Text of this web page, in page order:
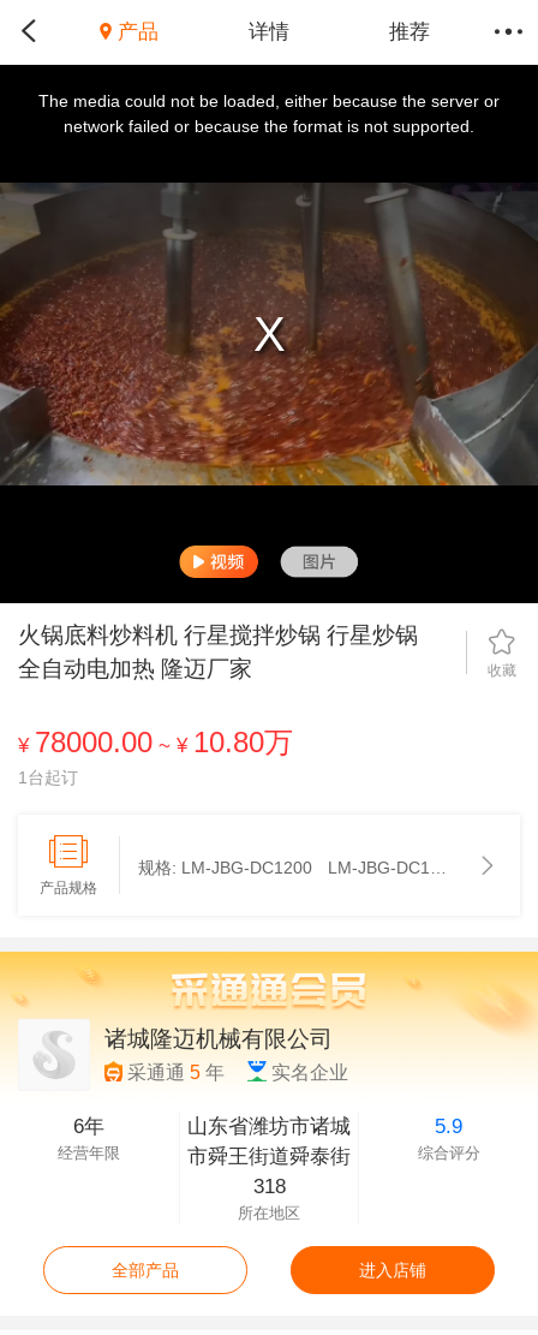
产品 详情 推荐
The media could not be loaded, either because the server or
network failed or because the format is not supported.
火锅底料炒料机 行星搅拌炒锅 行星炒锅
全自动电加热 隆迈厂家
收藏
¥ 78000.00 ~ ¥ 10.80万
1台起订
产品规格
规格: LM-JBG-DC1200 LM-JBG-DC1400
诸城隆迈机械有限公司
采通通5 年 实名企业
6年
经营年限
山东省潍坊市诸城
市舜王街道舜泰街
318
所在地区
5.9
综合评分
全部产品 进入店铺